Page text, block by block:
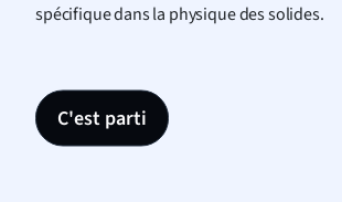
spécifique dans la physique des solides.
C'est parti